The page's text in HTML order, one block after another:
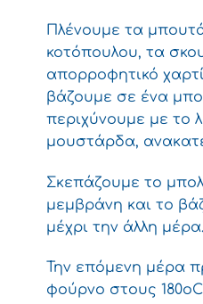
Πλένουμε τα
κοτόπουλου, τα
απορροφητικό
βάζουμε σε ένα
περιχύνουμε με το
μουστάρδα,
Σκεπάζουμε το
μεμβράνη και το
μέχρι την άλλη μέρα.
Την επόμενη μέρα
φούρνο στους